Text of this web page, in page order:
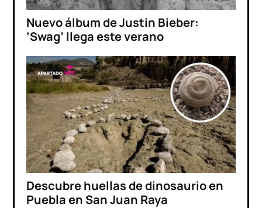
Nuevo álbum de Justin Bieber:
‘Swag’ llega este verano
Descubre huellas de dinosaurio en
Puebla en San Juan Raya